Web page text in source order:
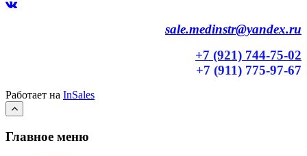
sale.medinstr@yandex.ru
+7 (921) 744-75-02
+7 (911) 775-97-67
Работает на InSales
Главное меню